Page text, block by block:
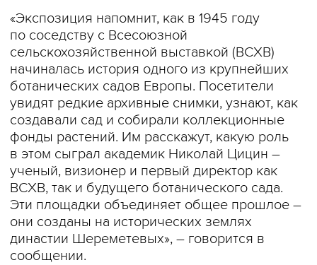
«Экспозиция напомнит, как в 1945 году
по соседству с Всесоюзной
сельскохозяйственной выставкой (ВСХВ)
начиналась история одного из крупнейших
ботанических садов Европы. Посетители
увидят редкие архивные снимки, узнают, как
создавали сад и собирали коллекционные
фонды растений. Им расскажут, какую роль
в этом сыграл академик Николай Цицин –
ученый, визионер и первый директор как
ВСХВ, так и будущего ботанического сада.
Эти площадки объединяет общее прошлое –
они созданы на исторических землях
династии Шереметевых», – говорится в
сообщении.